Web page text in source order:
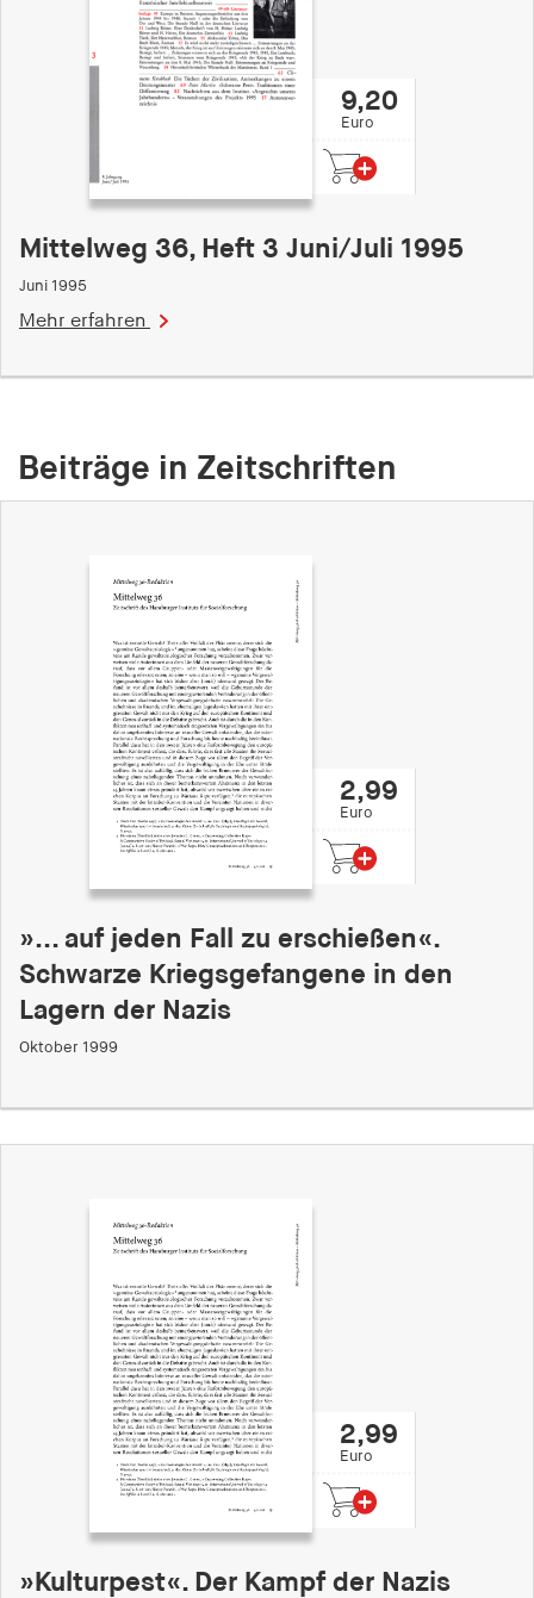
9,20
Euro
Mittelweg 36, Heft 3 Juni/Juli 1995
Juni 1995
Mehr erfahren
Beiträge in Zeitschriften
2,99
Euro
»... auf jeden Fall zu erschießen«.
Schwarze Kriegsgefangene in den
Lagern der Nazis
Oktober 1999
2,99
Euro
»Kulturpest«. Der Kampf der Nazis